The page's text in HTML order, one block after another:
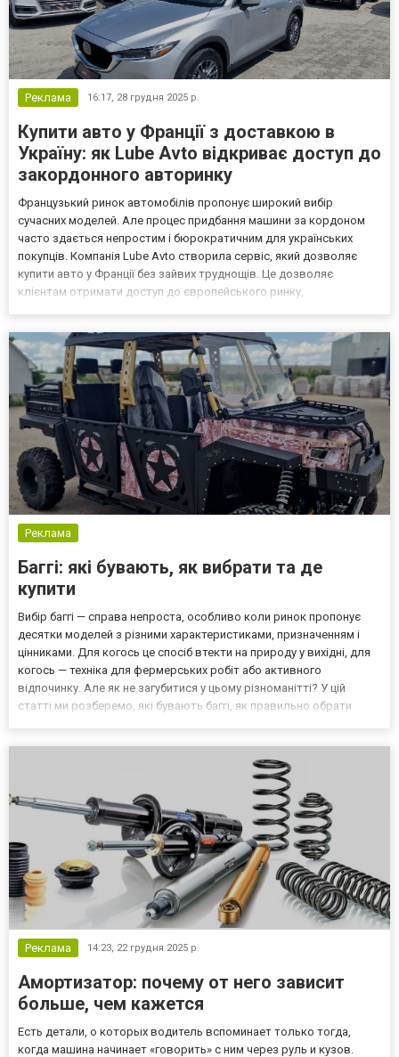
Реклама 16:17, 28 грудня 2025 р.
Купити авто у Франції з доставкою в
Україну: як Lube Avto відкриває доступ до
закордонного авторинку
Французький ринок автомобілів пропонує широкий вибір
сучасних моделей. Але процес придбання машини за кордоном
часто здається непростим і бюрократичним для українських
покупців. Компанія Lube Avto створила сервіс, який дозволяє
купити авто у Франції без зайвих труднощів. Це дозволяє
клієнтам отримати доступ до європейського ринку,
Розбері...
Реклама
Баггі: які бувають, як вибрати та де
купити
Вибір баггі — справа непроста, особливо коли ринок пропонує
десятки моделей з різними характеристиками, призначенням і
цінниками. Для когось це спосіб втекти на природу у вихідні, для
когось — техніка для фермерських робіт або активного
відпочинку. Але як не загубитися у цьому різноманітті? У цій
статті ми розберемо, які бувають баггі, як правильно обрати
Реклама 14:23, 22 грудня 2025 р.
Амортизатор: почему от него зависит
больше, чем кажется
Есть детали, о которых водитель вспоминает только тогда,
когда машина начинает «говорить» с ним через руль и кузов.